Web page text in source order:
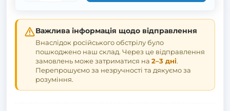
Важлива інформація щодо відправлення
Внаслідок російського обстрілу було
пошкоджено наш склад. Через це відправлення
замовлень може затриматися на 2–3 дні.
Перепрошуємо за незручності та дякуємо за
розуміння.